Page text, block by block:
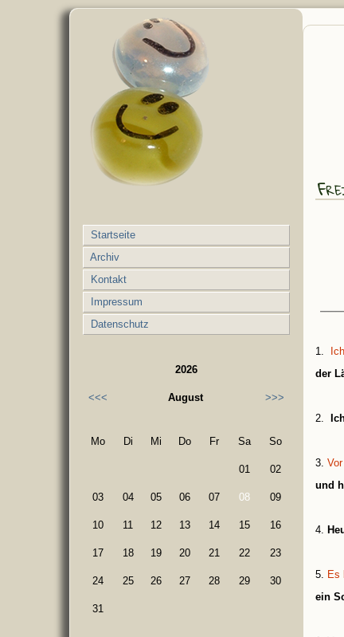
1.
der
2.
3.
und
4.
5. Es
ein
Startseite
Archiv
Kontakt
Impressum
Datenschutz
2026
<<< August >>>
Mo Di Mi Do Fr Sa So
01 02
03 04 05 06 07 08 09
10 11 12 13 14 15 16
17 18 19 20 21 22 23
24 25 26 27 28 29 30
31